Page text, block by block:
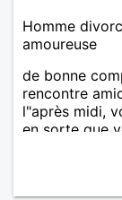
Homme
amoureuse
de bonne
rencontre
l"après midi,
en sorte que